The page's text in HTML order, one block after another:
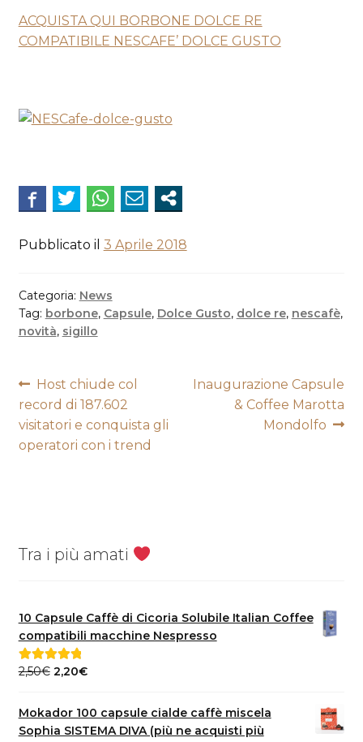
ACQUISTA QUI BORBONE DOLCE RE
COMPATIBILE NESCAFE’ DOLCE GUSTO
Pubblicato il 3 Aprile 2018
Categoria: News
Tag: borbone, Capsule, Dolce Gusto, dolce re, nescafè,
novità, sigillo
Navigazione
articoli
Articolo
precedente:
Host chiude col
record di 187.602
visitatori e conquista gli
operatori con i trend
Articolo
successivo:
Inaugurazione Capsule
& Coffee Marotta
Mondolfo
Tra i più amati
10 Capsule Caffè di Cicoria Solubile Italian Coffee
compatibili macchine Nespresso
Valutato5.00
2,50€ Il
originale
era:
2,20€Il
attuale
è:
Mokador 100 capsule cialde caffè miscela
Sophia SISTEMA DIVA (più ne acquisti più